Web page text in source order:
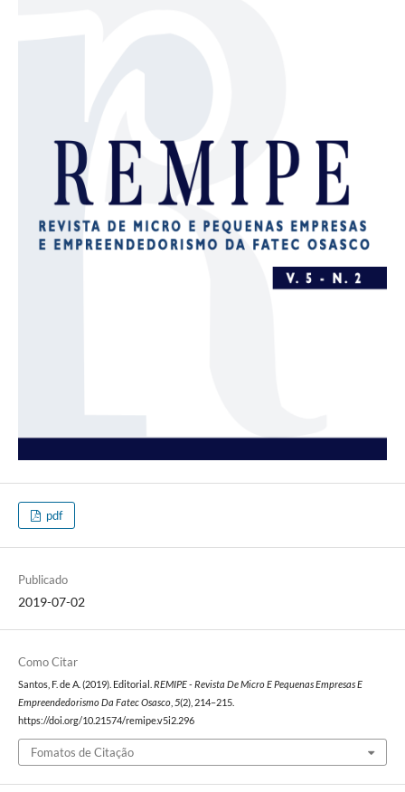
pdf
Publicado
2019-07-02
Como Citar
Santos, F. de A. (2019). Editorial. REMIPE - Revista De Micro E Pequenas Empresas E
Empreendedorismo Da Fatec Osasco, 5(2), 214–215.
https://doi.org/10.21574/remipe.v5i2.296
Fomatos de Citação